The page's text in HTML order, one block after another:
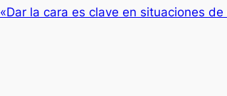
«Dar la cara es clave en situaciones